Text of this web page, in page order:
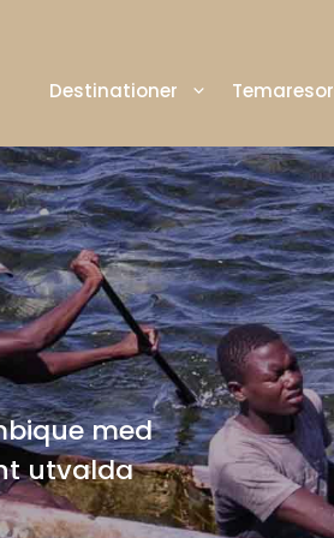
Destinationer Temaresor
med
utvalda